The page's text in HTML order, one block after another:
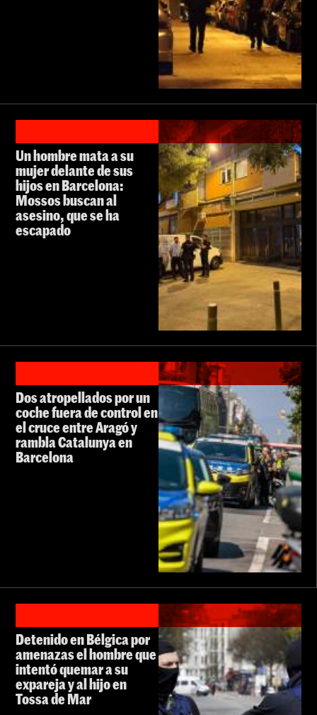
Un hombre mata a su
mujer delante de sus
hijos en Barcelona:
Mossos buscan al
asesino, que se ha
escapado
Dos atropellados por un
coche fuera de control en
el cruce entre Aragó y
rambla Catalunya en
Barcelona
Detenido en Bélgica por
amenazas el hombre que
intentó quemar a su
expareja y al hijo en
Tossa de Mar